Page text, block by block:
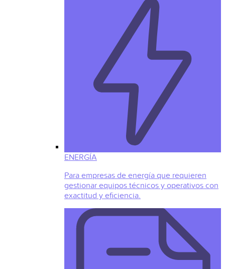
ENERGÍA
Para empresas de energía que requieren
gestionar equipos técnicos y operativos con
exactitud y eficiencia.